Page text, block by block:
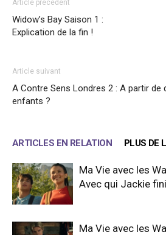
Article précédent
Widow’s Bay Saison 1 :
Explication de la fin !
Article suivant
A Contre Sens Londres 2 : A partir de
enfants ?
ARTICLES EN RELATION PLUS DE
Ma Vie avec les
Avec qui Jackie
Ma Vie avec les